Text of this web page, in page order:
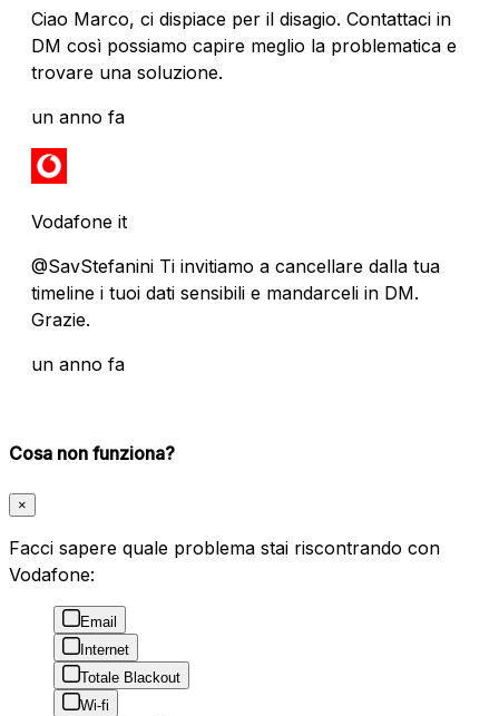
Ciao Marco, ci dispiace per il disagio. Contattaci in
DM così possiamo capire meglio la problematica e
trovare una soluzione.
un anno fa
Vodafone it
@SavStefanini Ti invitiamo a cancellare dalla tua
timeline i tuoi dati sensibili e mandarceli in DM.
Grazie.
un anno fa
Cosa non funziona?
×
Facci sapere quale problema stai riscontrando con
Vodafone:
Email
Internet
Totale Blackout
Wi-fi